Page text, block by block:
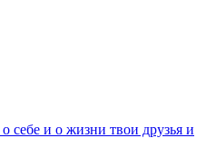
себе и о жизни твои друзья и